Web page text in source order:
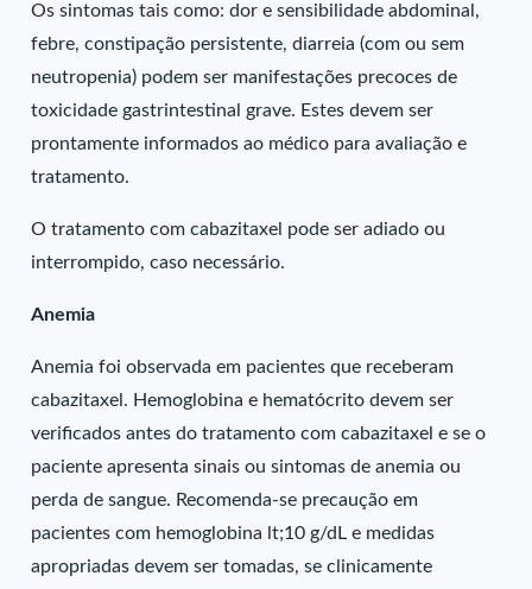
Os sintomas tais como: dor e sensibilidade abdominal,
febre, constipação persistente, diarreia (com ou sem
neutropenia) podem ser manifestações precoces de
toxicidade gastrintestinal grave. Estes devem ser
prontamente informados ao médico para avaliação e
tratamento.
O tratamento com cabazitaxel pode ser adiado ou
interrompido, caso necessário.
Anemia
Anemia foi observada em pacientes que receberam
cabazitaxel. Hemoglobina e hematócrito devem ser
verificados antes do tratamento com cabazitaxel e se o
paciente apresenta sinais ou sintomas de anemia ou
perda de sangue. Recomenda-se precaução em
pacientes com hemoglobina lt;10 g/dL e medidas
apropriadas devem ser tomadas, se clinicamente